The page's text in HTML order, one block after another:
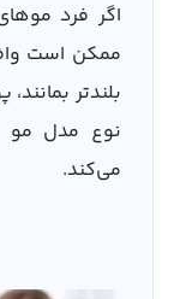
اگر فرد
ممکن است
بلندتر
می‌کند.